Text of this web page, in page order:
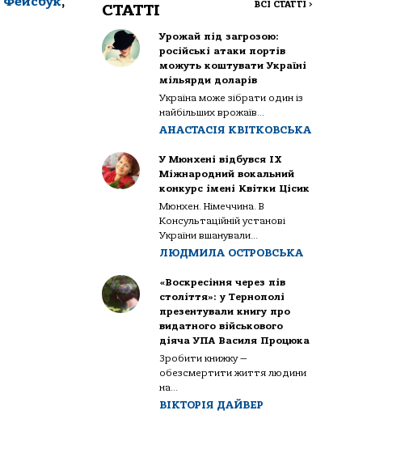
СТАТТІ ВСІ СТАТТІ >
Урожай під загрозою:
російські атаки портів
можуть коштувати Україні
мільярди доларів
Україна може зібрати один із
найбільших врожаїв...
АНАСТАСІЯ КВІТКОВСЬКА
У Мюнхені відбувся IX
Міжнародний вокальний
конкурс імені Квітки Цісик
Мюнхен. Німеччина. В
Консультаційній установі
України вшанували...
ЛЮДМИЛА ОСТРОВСЬКА
«Воскресіння через пів
століття»: у Тернополі
презентували книгу про
видатного військового
діяча УПА Василя Процюка
Зробити книжку —
обезсмертити життя людини
на...
ВІКТОРІЯ ДАЙВЕР